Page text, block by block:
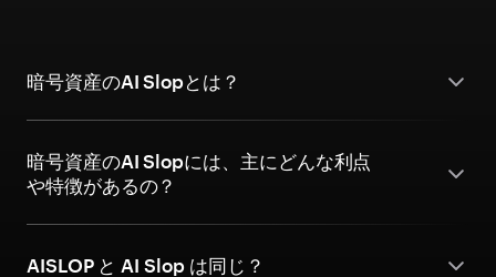
暗号資産のAI Slopとは？
暗号資産のAI Slopには、主にどんな利点
や特徴があるの？
AISLOP と AI Slop は同じ？